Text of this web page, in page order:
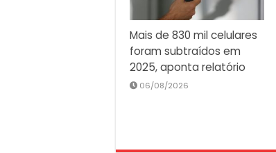
Mais de 830 mil celulares
foram subtraídos em
2025, aponta relatório
06/08/2026